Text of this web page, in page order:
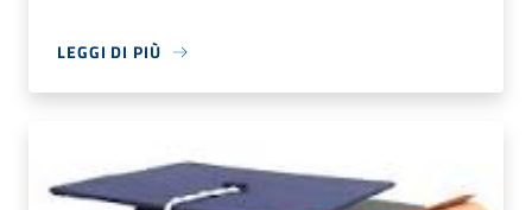
LEGGI DI PIÙ